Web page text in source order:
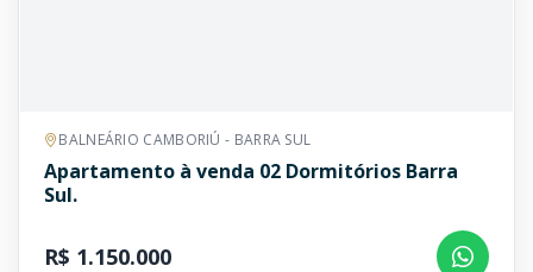
BALNEÁRIO CAMBORIÚ - BARRA SUL
Apartamento à venda 02 Dormitórios Barra
Sul.
R$ 1.150.000